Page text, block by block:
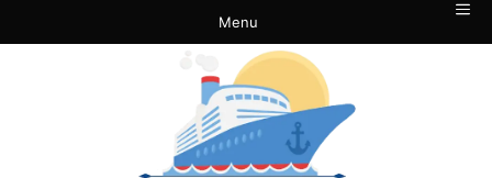
انتقل
إلى
Menu